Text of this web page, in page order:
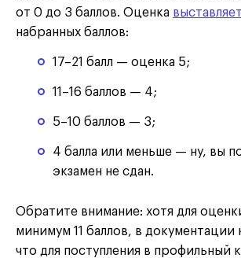
от 0 до 3 баллов. Оценка
набранных баллов:
17–21 балл — оценка 5;
11–16 баллов — 4;
5–10 баллов — 3;
4 балла или меньше — ну, вы
экзамен не сдан.
Обратите внимание: хотя для
минимум 11 баллов, в документации
что для поступления в профильный